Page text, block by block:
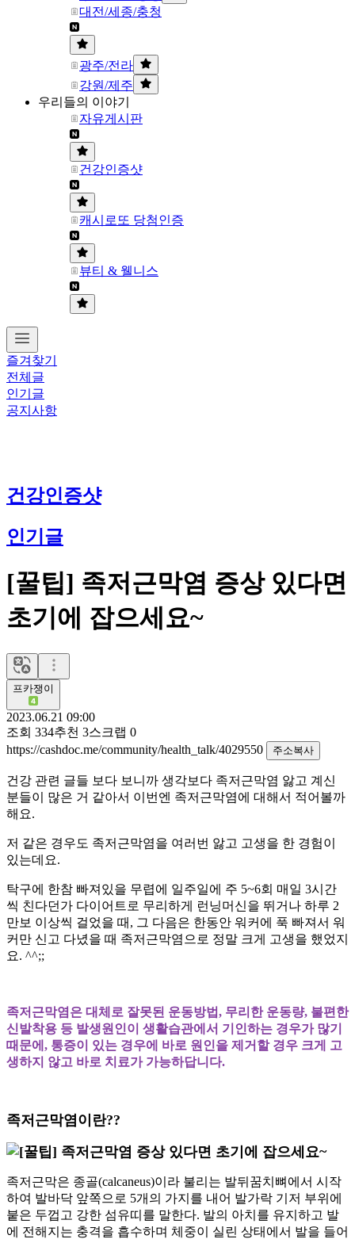
대전/세종/충청
광주/전라
강원/제주
우리들의 이야기
자유게시판
건강인증샷
캐시로또 당첨인증
뷰티 & 웰니스
즐겨찾기
전체글
인기글
공지사항
건강인증샷
인기글
[꿀팁] 족저근막염 증상 있다면
초기에 잡으세요~
프카쟁이
2023.06.21 09:00
조회 334추천 3스크랩 0
https://cashdoc.me/community/health_talk/4029550
주소복사
건강 관련 글들 보다 보니까 생각보다 족저근막염 앓고 계신
분들이 많은 거 같아서 이번엔 족저근막염에 대해서 적어볼까
해요.
저 같은 경우도 족저근막염을 여러번 앓고 고생을 한 경험이
있는데요.
탁구에 한참 빠져있을 무렵에 일주일에 주 5~6회 매일 3시간
씩 친다던가 다이어트로 무리하게 런닝머신을 뛰거나 하루 2
만보 이상씩 걸었을 때 , 그 다음은 한동안 워커에 푹 빠져서 워
커만 신고 다녔을 때 족저근막염으로 정말 크게 고생을 했었지
요. ^^;;
족저근막염은 대체로 잘못된 운동방법, 무리한 운동량, 불편한
신발착용 등 발생원인이 생활습관에서 기인하는 경우가 많기
때문에 , 통증이 있는 경우에 바로 원인을 제거할 경우 크게 고
생하지 않고 바로 치료가 가능하답니다.
족저근막염이란??
족저근막은 종골(calcaneus)이라 불리는 발뒤꿈치뼈에서 시작
하여 발바닥 앞쪽으로 5개의 가지를 내어 발가락 기저 부위에
붙은 두껍고 강한 섬유띠를 말한다. 발의 아치를 유지하고 발
에 전해지는 충격을 흡수하며 체중이 실린 상태에서 발을 들어